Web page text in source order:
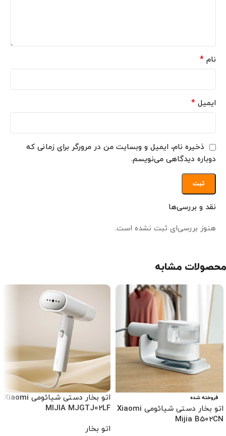
نقد و بررسی‌ها
هنوز بررسی‌ای ثبت نشده است.
نام *
ایمیل *
ذخیره نام، ایمیل و وبسایت من در مرورگر برای زمانی که
دوباره دیدگاهی می‌نویسم.
محصولات مشابه
فروخته شده
اتو بخار دستی شیائومی Xiaomi
Mijia B502CN
اتو بخار دستی شیائومی Xiaomi
MIJIA MJGTJ02LF
اتو بخار